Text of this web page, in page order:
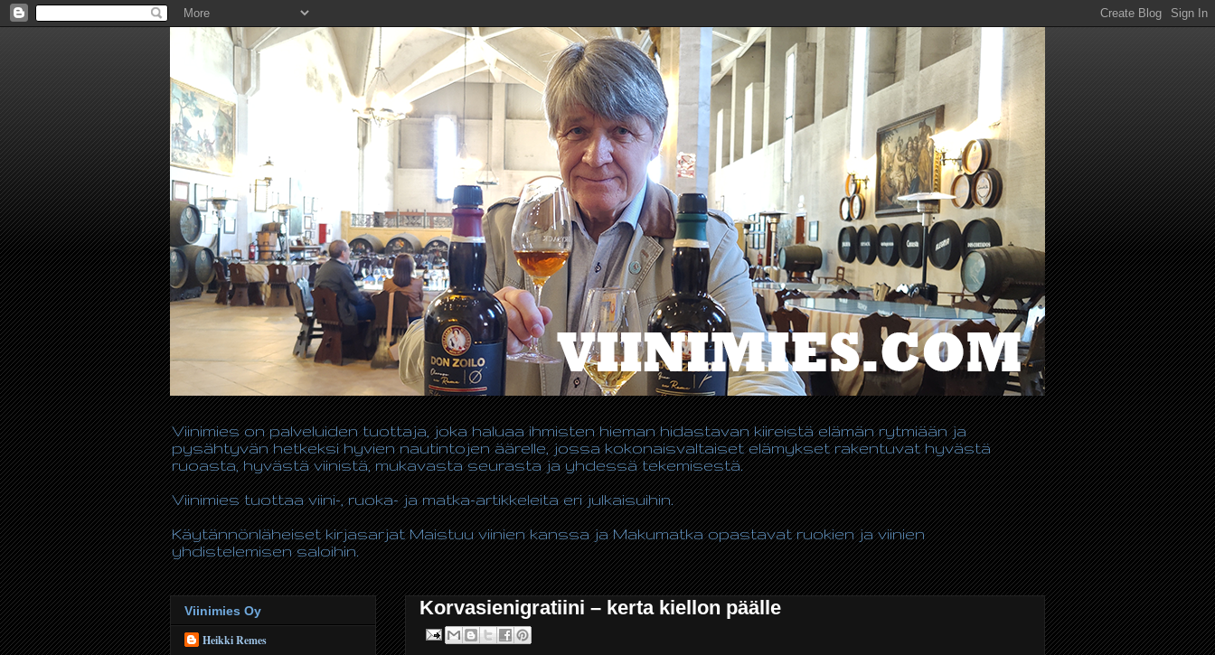
Viinimies on palveluiden tuottaja, joka haluaa ihmisten hieman hidastavan kiireistä elämän rytmiään ja
pysähtyvän hetkeksi hyvien nautintojen äärelle, jossa kokonaisvaltaiset elämykset rakentuvat hyvästä
ruoasta, hyvästä viinistä, mukavasta seurasta ja yhdessä tekemisestä.
Viinimies tuottaa viini-, ruoka- ja matka-artikkeleita eri julkaisuihin.
Käytännönläheiset kirjasarjat Maistuu viinien kanssa ja Makumatka opastavat ruokien ja viinien
yhdistelemisen saloihin.
Korvasienigratiini – kerta kiellon päälle
Viinimies Oy
Heikki Remes